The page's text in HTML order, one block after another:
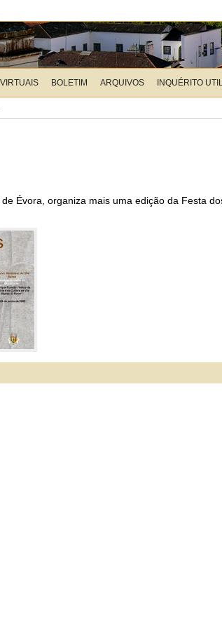
BOLETIM ARQUIVOS INQUÉRITO
Évora, organiza mais uma edição da Festa